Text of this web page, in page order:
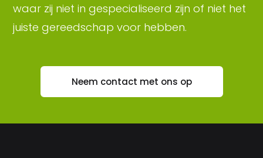
waar zij niet in gespecialiseerd zijn of niet het
juiste gereedschap voor hebben.
Neem contact met ons op